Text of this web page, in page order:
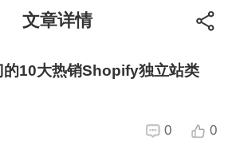
文章详情
的10大热销Shopify独立站类
0 0